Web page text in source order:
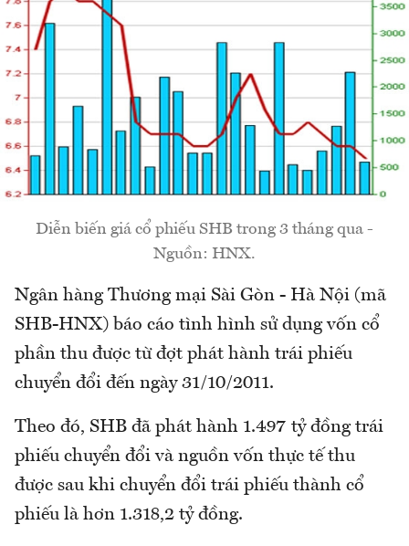
Diễn biến giá cổ phiếu SHB trong 3 tháng qua -
Nguồn: HNX.
Ngân hàng Thương mại Sài Gòn - Hà Nội (mã
SHB-HNX) báo cáo tình hình sử dụng vốn cổ
phần thu được từ đợt phát hành trái phiếu
chuyển đổi đến ngày 31/10/2011.
Theo đó, SHB đã phát hành 1.497 tỷ đồng trái
phiếu chuyển đổi và nguồn vốn thực tế thu
được sau khi chuyển đổi trái phiếu thành cổ
phiếu là hơn 1.318,2 tỷ đồng.